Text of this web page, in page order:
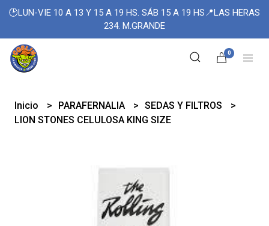
🕑LUN-VIE 10 A 13 Y 15 A 19 HS. SÁB 15 A 19 HS📍LAS HERAS
234. M.GRANDE
0
Inicio PARAFERNALIA
SEDAS Y FILTROS
LION STONES CELULOSA KING SIZE